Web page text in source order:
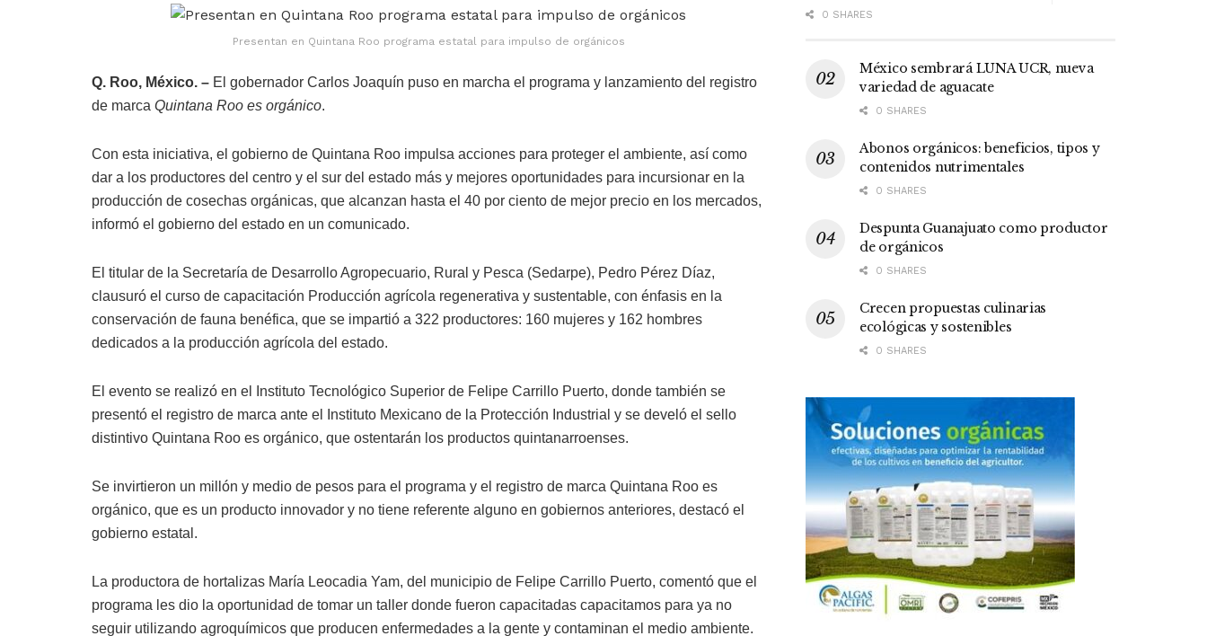
Presentan en Quintana Roo programa estatal para impulso de orgánicos
Q. Roo, México. – El gobernador Carlos Joaquín puso en marcha el programa y lanzamiento del registro
de marca Quintana Roo es orgánico.
Con esta iniciativa, el gobierno de Quintana Roo impulsa acciones para proteger el ambiente, así como
dar a los productores del centro y el sur del estado más y mejores oportunidades para incursionar en la
producción de cosechas orgánicas, que alcanzan hasta el 40 por ciento de mejor precio en los mercados,
informó el gobierno del estado en un comunicado.
El titular de la Secretaría de Desarrollo Agropecuario, Rural y Pesca (Sedarpe), Pedro Pérez Díaz,
clausuró el curso de capacitación Producción agrícola regenerativa y sustentable, con énfasis en la
conservación de fauna benéfica, que se impartió a 322 productores: 160 mujeres y 162 hombres
dedicados a la producción agrícola del estado.
El evento se realizó en el Instituto Tecnológico Superior de Felipe Carrillo Puerto, donde también se
presentó el registro de marca ante el Instituto Mexicano de la Protección Industrial y se develó el sello
distintivo Quintana Roo es orgánico, que ostentarán los productos quintanarroenses.
Se invirtieron un millón y medio de pesos para el programa y el registro de marca Quintana Roo es
orgánico, que es un producto innovador y no tiene referente alguno en gobiernos anteriores, destacó el
gobierno estatal.
La productora de hortalizas María Leocadia Yam, del municipio de Felipe Carrillo Puerto, comentó que el
programa les dio la oportunidad de tomar un taller donde fueron capacitadas capacitamos para ya no
seguir utilizando agroquímicos que producen enfermedades a la gente y contaminan el medio ambiente.
0 SHARES
México sembrará LUNA UCR, nueva
variedad de aguacate
0 SHARES
Abonos orgánicos: beneficios, tipos y
contenidos nutrimentales
0 SHARES
Despunta Guanajuato como productor
de orgánicos
0 SHARES
Crecen propuestas culinarias
ecológicas y sostenibles
0 SHARES